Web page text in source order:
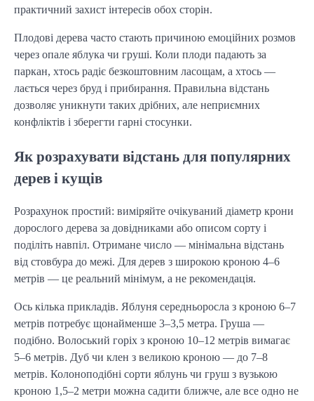
практичний захист інтересів обох сторін.
Плодові дерева часто стають причиною емоційних розмов
через опале яблука чи груші. Коли плоди падають за
паркан, хтось радіє безкоштовним ласощам, а хтось —
лається через бруд і прибирання. Правильна відстань
дозволяє уникнути таких дрібних, але неприємних
конфліктів і зберегти гарні стосунки.
Як розрахувати відстань для популярних
дерев і кущів
Розрахунок простий: виміряйте очікуваний діаметр крони
дорослого дерева за довідниками або описом сорту і
поділіть навпіл. Отримане число — мінімальна відстань
від стовбура до межі. Для дерев з широкою кроною 4–6
метрів — це реальний мінімум, а не рекомендація.
Ось кілька прикладів. Яблуня середньоросла з кроною 6–7
метрів потребує щонайменше 3–3,5 метра. Груша —
подібно. Волоський горіх з кроною 10–12 метрів вимагає
5–6 метрів. Дуб чи клен з великою кроною — до 7–8
метрів. Колоноподібні сорти яблунь чи груш з вузькою
кроною 1,5–2 метри можна садити ближче, але все одно не